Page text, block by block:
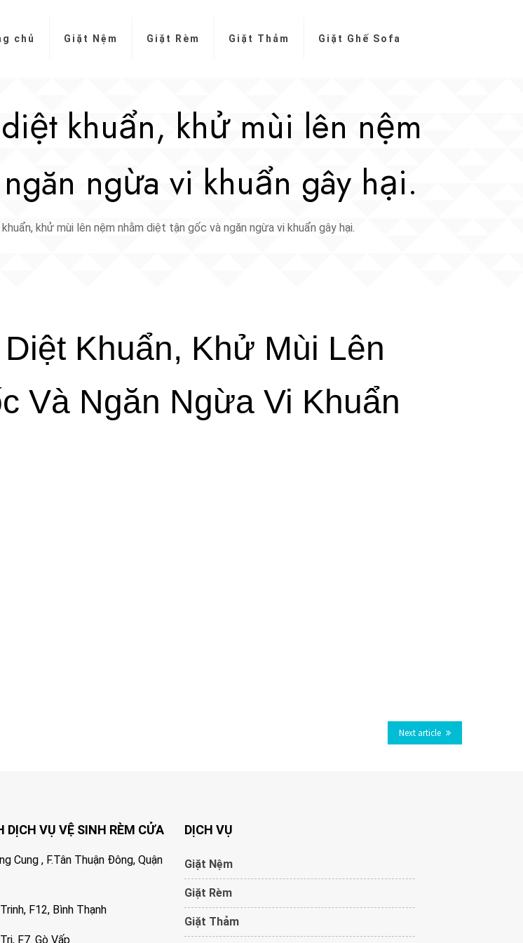
chủ Giặt Nệm Giặt Rèm Giặt Thảm Giặt Ghế Sofa
khuẩn, khử mùi lên nệm
ngừa vi khuẩn gây hại.
khử mùi lên nệm nhằm diệt tận gốc và ngăn ngừa vi khuẩn gây hại.
Khuẩn, Khử Mùi Lên
Và Ngăn Ngừa Vi Khuẩn
Next article
DỊCH VỤ VỆ SINH RÈM CỬA
Cung , F.Tân Thuận Đông, Quận
F12, Bình Thạnh
F7. Gò Vấp
DỊCH VỤ
Giặt Nệm
Giặt Rèm
Giặt Thảm